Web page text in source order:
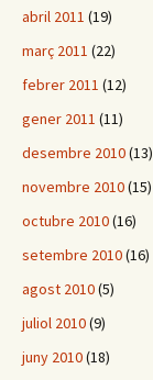
abril 2011 (19)
març 2011 (22)
febrer 2011 (12)
gener 2011 (11)
desembre 2010(13)
novembre 2010(15)
octubre 2010(16)
setembre 2010(16)
agost 2010(5)
juliol 2010(9)
juny 2010(18)